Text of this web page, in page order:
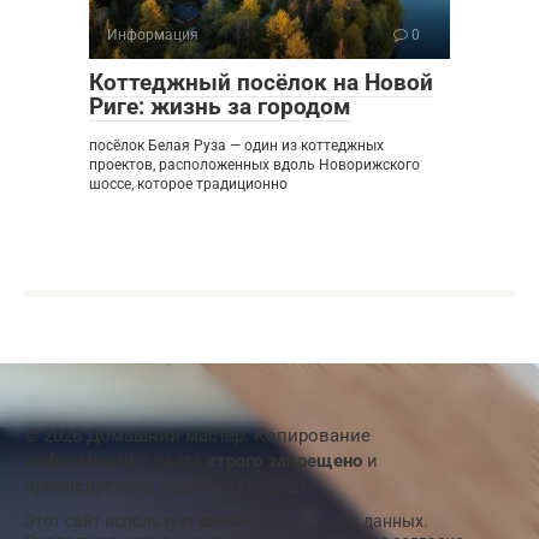
Информация 0
Коттеджный посёлок на Новой
Риге: жизнь за городом
посёлок Белая Руза — один из коттеджных
проектов, расположенных вдоль Новорижского
шоссе, которое традиционно
© 2026 Домашний мастер. Копирование
строго запрещено и
преследуется в судебном порядке
Этот сайт использует
для хранения данных.